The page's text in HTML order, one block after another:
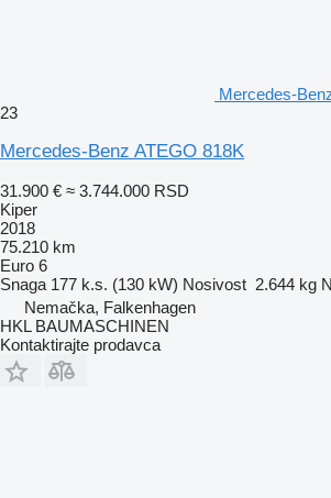
Mercedes-
23
Mercedes-Benz ATEGO 818K
31.900 € ≈ 3.744.000 RSD
Kiper
2018
75.210 km
Euro 6
Snaga 177 k.s. (130 kW) Nosivost 2.644 kg
Nemačka, Falkenhagen
HKL BAUMASCHINEN
Kontaktirajte prodavca